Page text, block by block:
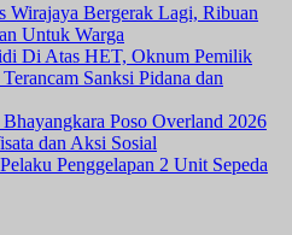
Wirajaya Bergerak Lagi, Ribuan
Untuk Warga
Di Atas HET, Oknum Pemilik
Sanksi Pidana dan
Poso Overland 2026
dan Aksi Sosial
Penggelapan 2 Unit Sepeda